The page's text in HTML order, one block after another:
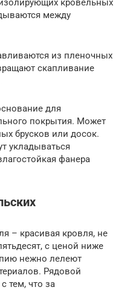
кровельных
между
из пленочных
скапливание
для
покрытия. Может
брусков или досок.
укладываться
фанера
– красивая кровля, не
с ценой ниже
нежно лелеют
Рядовой
тем, что за